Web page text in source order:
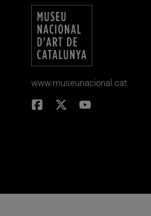
www.museunacional.cat